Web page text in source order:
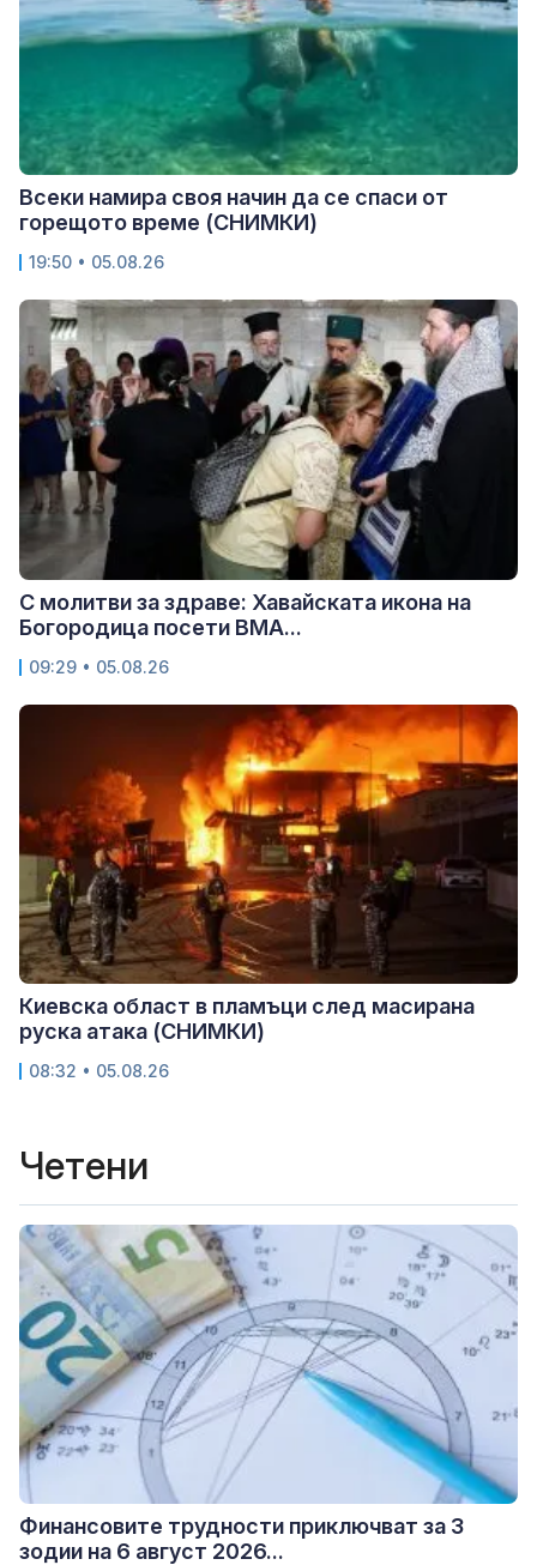
Всеки намира своя начин да се спаси от
горещото време (СНИМКИ)
19:50 • 05.08.26
С молитви за здраве: Хавайската икона на
Богородица посети ВМА...
09:29 • 05.08.26
Киевска област в пламъци след масирана
руска атака (СНИМКИ)
08:32 • 05.08.26
Четени
Финансовите трудности приключват за 3
зодии на 6 август 2026...